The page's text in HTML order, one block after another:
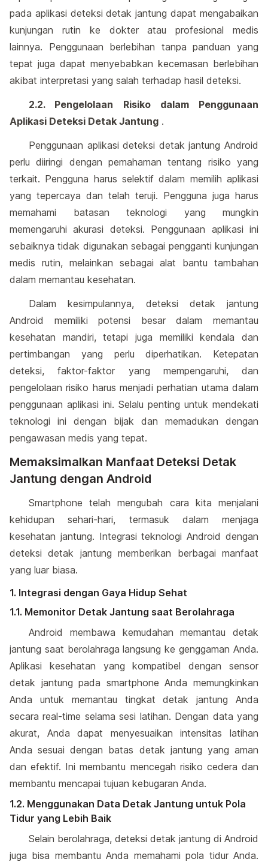
pada aplikasi deteksi detak jantung dapat mengabaikan
kunjungan rutin ke dokter atau profesional medis
lainnya. Penggunaan berlebihan tanpa panduan yang
tepat juga dapat menyebabkan kecemasan berlebihan
akibat interpretasi yang salah terhadap hasil deteksi.
2.2. Pengelolaan Risiko dalam Penggunaan
Aplikasi Deteksi Detak Jantung .
Penggunaan aplikasi deteksi detak jantung Android
perlu diiringi dengan pemahaman tentang risiko yang
terkait. Pengguna harus selektif dalam memilih aplikasi
yang tepercaya dan telah teruji. Pengguna juga harus
memahami batasan teknologi yang mungkin
memengaruhi akurasi deteksi. Penggunaan aplikasi ini
sebaiknya tidak digunakan sebagai pengganti kunjungan
medis rutin, melainkan sebagai alat bantu tambahan
dalam memantau kesehatan.
Dalam kesimpulannya, deteksi detak jantung
Android memiliki potensi besar dalam memantau
kesehatan mandiri, tetapi juga memiliki kendala dan
pertimbangan yang perlu diperhatikan. Ketepatan
deteksi, faktor-faktor yang mempengaruhi, dan
pengelolaan risiko harus menjadi perhatian utama dalam
penggunaan aplikasi ini. Selalu penting untuk mendekati
teknologi ini dengan bijak dan memadukan dengan
pengawasan medis yang tepat.
Memaksimalkan Manfaat Deteksi Detak
Jantung dengan Android
Smartphone telah mengubah cara kita menjalani
kehidupan sehari-hari, termasuk dalam menjaga
kesehatan jantung. Integrasi teknologi Android dengan
deteksi detak jantung memberikan berbagai manfaat
yang luar biasa.
1. Integrasi dengan Gaya Hidup Sehat
1.1. Memonitor Detak Jantung saat Berolahraga
Android membawa kemudahan memantau detak
jantung saat berolahraga langsung ke genggaman Anda.
Aplikasi kesehatan yang kompatibel dengan sensor
detak jantung pada smartphone Anda memungkinkan
Anda untuk memantau tingkat detak jantung Anda
secara real-time selama sesi latihan. Dengan data yang
akurat, Anda dapat menyesuaikan intensitas latihan
Anda sesuai dengan batas detak jantung yang aman
dan efektif. Ini membantu mencegah risiko cedera dan
membantu mencapai tujuan kebugaran Anda.
1.2. Menggunakan Data Detak Jantung untuk Pola
Tidur yang Lebih Baik
Selain berolahraga, deteksi detak jantung di Android
juga bisa membantu Anda memahami pola tidur Anda.